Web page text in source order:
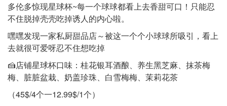
多伦多惊现星球杯~每一个球球都看上去香甜可口！只能忍
不住脱掉壳壳吃掉诱人的内心啦。
嘿嘿发现一家私厨甜品店～被这一个个小球球所吸引，看上
去就很可爱呀忍不住想吃掉
🍰店铺星球杯口味：桂花银耳酒酿、养生黑芝麻、抹茶梅
梅、脏脏盆栽、奶盖珍珠、白雪梅梅、茉莉花茶
（45$/4个一12.99$/1个）